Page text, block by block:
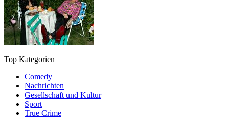
Top Kategorien
Comedy
Nachrichten
Gesellschaft und Kultur
Sport
True Crime